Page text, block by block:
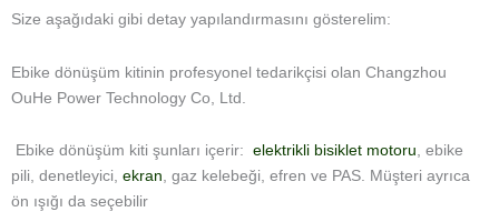
Size aşağıdaki gibi detay yapılandırmasını gösterelim:
Ebike dönüşüm kitinin profesyonel tedarikçisi olan Changzhou
OuHe Power Technology Co, Ltd.
Ebike dönüşüm kiti şunları içerir: elektrikli bisiklet motoru, ebike
pili, denetleyici, ekran, gaz kelebeği, efren ve PAS. Müşteri ayrıca
ön ışığı da seçebilir